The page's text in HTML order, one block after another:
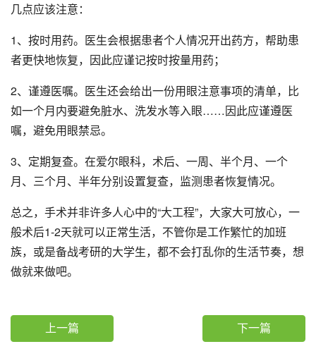
几点应该注意：
1、按时用药。医生会根据患者个人情况开出药方，帮助患
者更快地恢复，因此应谨记按时按量用药；
2、谨遵医嘱。医生还会给出一份用眼注意事项的清单，比
如一个月内要避免脏水、洗发水等入眼……因此应谨遵医
嘱，避免用眼禁忌。
3、定期复查。在爱尔眼科，术后、一周、半个月、一个
月、三个月、半年分别设置复查，监测患者恢复情况。
总之，手术并非许多人心中的“大工程”，大家大可放心，一
般术后1-2天就可以正常生活，不管你是工作繁忙的加班
族，或是备战考研的大学生，都不会打乱你的生活节奏，想
做就来做吧。
上一篇 下一篇